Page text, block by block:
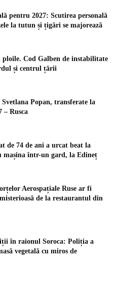
pentru 2027: Scutirea personală
la tutun și țigări se majorează
ploile. Cod Galben de instabilitate
și centrul țării
Popan, transferate la
– Rusca
de 74 de ani a urcat beat la
mașina într-un gard, la Edineț
Aerospațiale Ruse ar fi
de la restaurantul din
în raionul Soroca: Poliția a
vegetală cu miros de